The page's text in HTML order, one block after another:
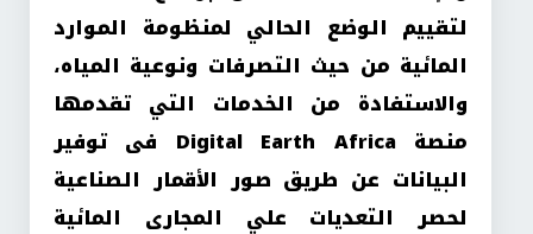
لتقييم الوضع الحالي لمنظومة الموارد
المائية من حيث التصرفات ونوعية المياه،
والاستفادة من الخدمات التي تقدمها
منصة Digital Earth Africa فى توفير
البيانات عن طريق صور الأقمار الصناعية
لحصر التعديات علي المجارى المائية